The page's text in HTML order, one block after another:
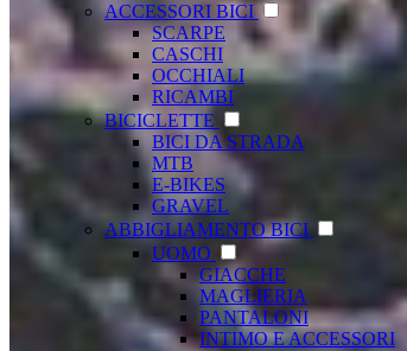
ACCESSORI BICI
SCARPE
CASCHI
OCCHIALI
RICAMBI
BICICLETTE
BICI DA STRADA
MTB
E-BIKES
GRAVEL
ABBIGLIAMENTO BICI
UOMO
GIACCHE
MAGLIERIA
PANTALONI
INTIMO E ACCESSORI